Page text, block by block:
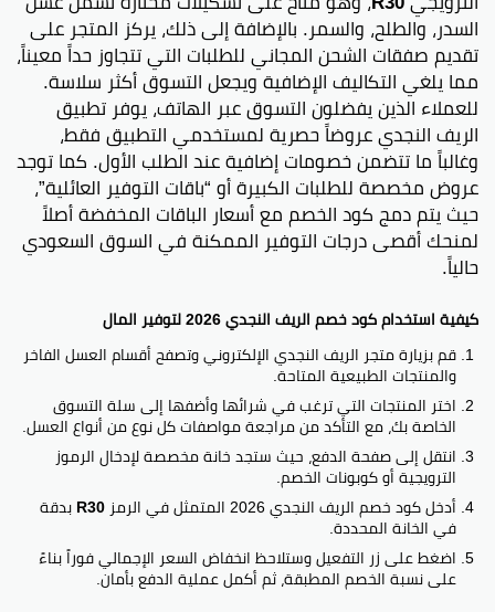
السدر، والطلح، والسمر. بالإضافة إلى ذلك، يركز المتجر على
تقديم صفقات الشحن المجاني للطلبات التي تتجاوز حداً معيناً،
مما يلغي التكاليف الإضافية ويجعل التسوق أكثر سلاسة.
للعملاء الذين يفضلون التسوق عبر الهاتف، يوفر تطبيق
الريف النجدي عروضاً حصرية لمستخدمي التطبيق فقط،
وغالباً ما تتضمن خصومات إضافية عند الطلب الأول. كما توجد
عروض مخصصة للطلبات الكبيرة أو “باقات التوفير العائلية”،
حيث يتم دمج كود الخصم مع أسعار الباقات المخفضة أصلاً
لمنحك أقصى درجات التوفير الممكنة في السوق السعودي
حالياً.
كيفية استخدام كود خصم الريف النجدي 2026 لتوفير المال
قم بزيارة متجر الريف النجدي الإلكتروني وتصفح أقسام العسل الفاخر
والمنتجات الطبيعية المتاحة.
اختر المنتجات التي ترغب في شرائها وأضفها إلى سلة التسوق
الخاصة بك، مع التأكد من مراجعة مواصفات كل نوع من أنواع العسل.
انتقل إلى صفحة الدفع، حيث ستجد خانة مخصصة لإدخال الرموز
الترويجية أو كوبونات الخصم.
أدخل كود خصم الريف النجدي 2026 المتمثل في الرمز
R30بدقة
في الخانة المحددة.
اضغط على زر التفعيل وستلاحظ انخفاض السعر الإجمالي فوراً بناءً
على نسبة الخصم المطبقة، ثم أكمل عملية الدفع بأمان.